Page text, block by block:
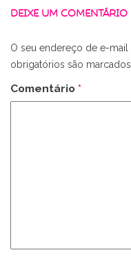
DEIXE UM COMENTÁRIO
O seu endereço de e-mail
obrigatórios são
Comentário *